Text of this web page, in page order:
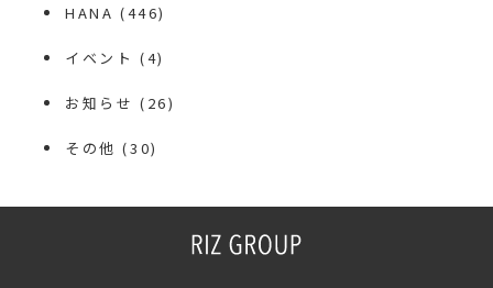
HANA (446)
イベント (4)
お知らせ (26)
その他 (30)